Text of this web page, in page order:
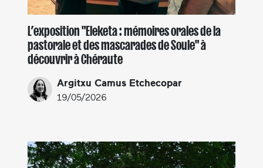
L’exposition "Eleketa : mémoires orales de la
pastorale et des mascarades de Soule" à
découvrir à Chéraute
Argitxu Camus Etchecopar
19/05/2026